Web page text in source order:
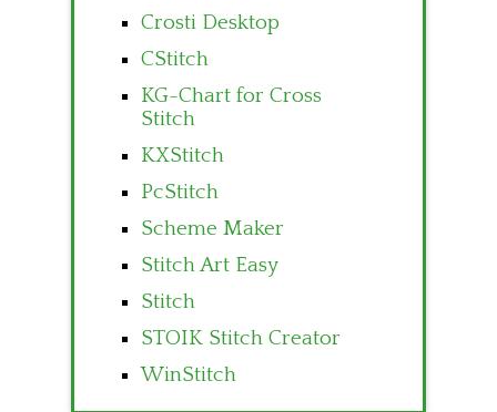
Crosti Desktop
CStitch
KG-Chart for Cross
Stitch
KXStitch
PcStitch
Scheme Maker
Stitch Art Easy
Stitch
STOIK Stitch Creator
WinStitch